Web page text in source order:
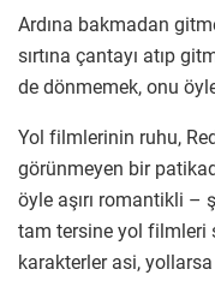
Ardına bakmadan
sırtına çantayı atıp
de dönmemek, onu
Yol filmlerinin ruhu,
görünmeyen bir
öyle aşırı romantikli –
tam tersine yol filmleri
karakterler asi,